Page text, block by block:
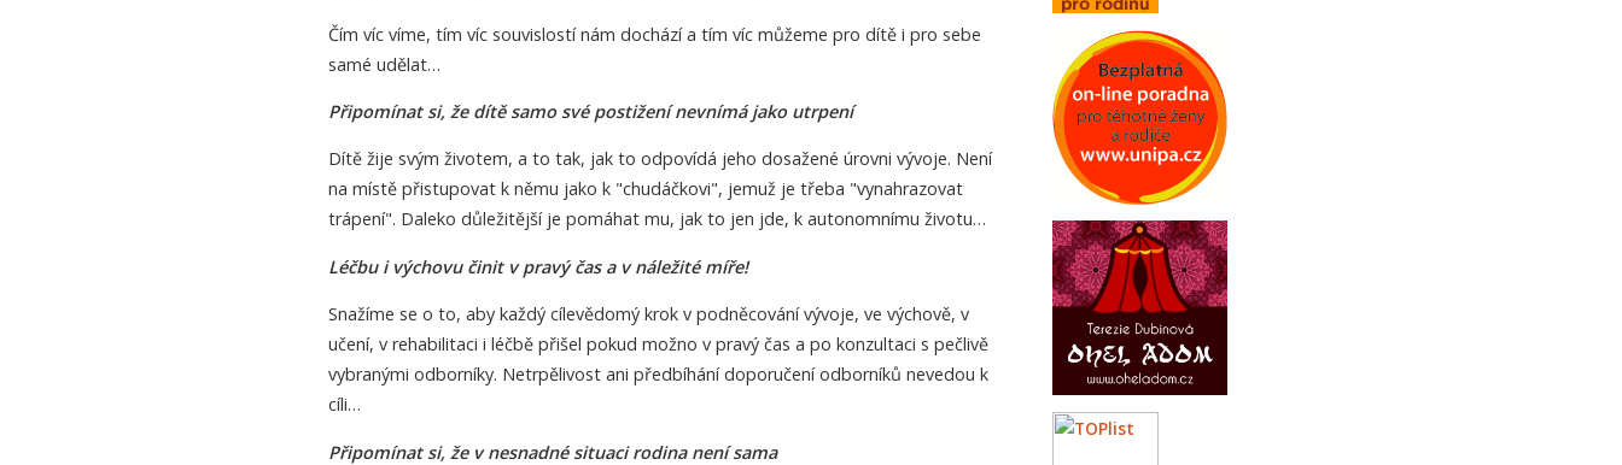
Čím víc víme, tím víc souvislostí nám dochází a tím víc můžeme pro dítě i pro sebe
samé udělat…
Připomínat si, že dítě samo své postižení nevnímá jako utrpení
Dítě žije svým životem, a to tak, jak to odpovídá jeho dosažené úrovni vývoje. Není
na místě přistupovat k němu jako k "chudáčkovi", jemuž je třeba "vynahrazovat
trápení". Daleko důležitější je pomáhat mu, jak to jen jde, k autonomnímu životu…
Léčbu i výchovu činit v pravý čas a v náležité míře!
Snažíme se o to, aby každý cílevědomý krok v podněcování vývoje, ve výchově, v
učení, v rehabilitaci i léčbě přišel pokud možno v pravý čas a po konzultaci s pečlivě
vybranými odborníky. Netrpělivost ani předbíhání doporučení odborníků nevedou k
cíli…
Připomínat si, že v nesnadné situaci rodina není sama